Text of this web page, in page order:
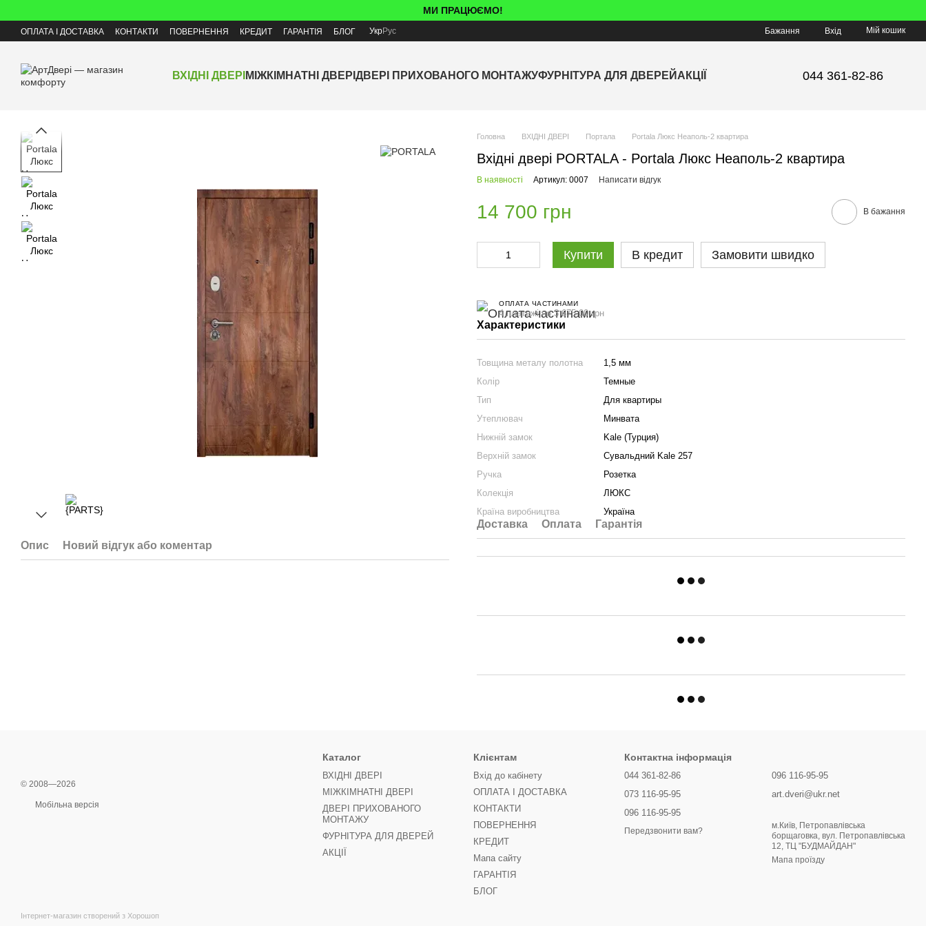
МИ ПРАЦЮЄМО!
ОПЛАТА І ДОСТАВКА КОНТАКТИ ПОВЕРНЕННЯ КРЕДИТ ГАРАНТІЯ БЛОГ УкрРус Бажання Вхід Мій кошик
ВХІДНІ ДВЕРІ МІЖКІМНАТНІ ДВЕРІ ДВЕРІ ПРИХОВАНОГО МОНТАЖУФУРНІТУРА ДЛЯ ДВЕРЕЙ АКЦІЇ 044 361-82-86
Опис Новий відгук або коментар
Головна ВХІДНІ ДВЕРІ Портала Portala Люкс Неаполь-2 квартира
Вхідні двері PORTALA - Portala Люкс Неаполь-2 квартира
В наявності Артикул: 0007 Написати відгук
14 700 грн В бажання
Купити В кредит Замовити швидко
ОПЛАТА ЧАСТИНАМИ
4 платежі по 3 675.00 грн
Характеристики
Товщина металу полотна
1,5 мм
Колір
Темные
Тип
Для квартиры
Утеплювач
Минвата
Нижній замок
Kale (Турция)
Верхній замок
Сувальдний Kale 257
Ручка
Розетка
Колекція
ЛЮКС
Країна виробництва
Україна
Доставка Оплата Гарантія
© 2008—2026
Мобільна версія
Інтернет-магазин створений з Хорошоп
Каталог
ВХІДНІ ДВЕРІ
МІЖКІМНАТНІ ДВЕРІ
ДВЕРІ ПРИХОВАНОГО
МОНТАЖУ
ФУРНІТУРА ДЛЯ ДВЕРЕЙ
АКЦІЇ
Клієнтам
Вхід до кабінету
ОПЛАТА І ДОСТАВКА
КОНТАКТИ
ПОВЕРНЕННЯ
КРЕДИТ
Мапа сайту
ГАРАНТІЯ
БЛОГ
Контактна інформація
044 361-82-86
073 116-95-95
096 116-95-95
Передзвонити вам?
096 116-95-95
art.dveri@ukr.net
м.Київ, Петропавлівська
борщаговка, вул. Петропавлівська
12, ТЦ "БУДМАЙДАН"
Мапа проїзду